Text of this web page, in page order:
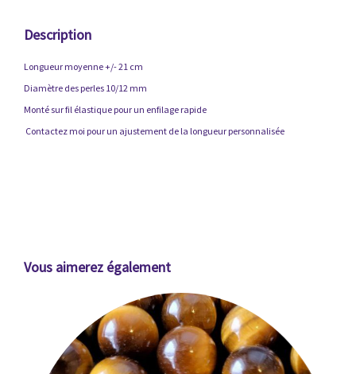
Description
Longueur moyenne +/- 21 cm
Diamètre des perles 10/12 mm
Monté sur fil élastique pour un enfilage rapide
Contactez moi pour un ajustement de la longueur personnalisée
Vous aimerez également